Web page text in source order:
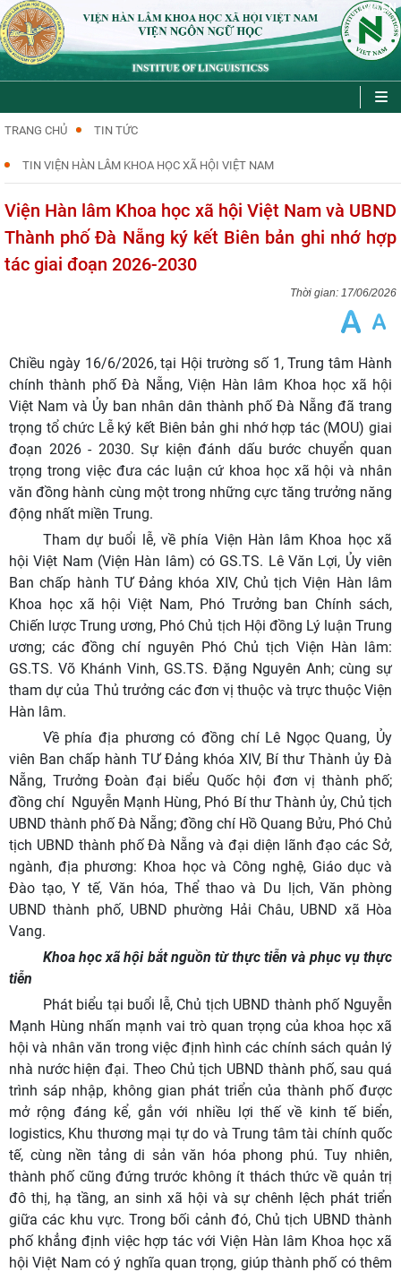
VI|EN
TRANG CHỦ TIN TỨC
TIN VIỆN HÀN LÂM KHOA HỌC XÃ HỘI VIỆT NAM
Viện Hàn lâm Khoa học xã hội Việt Nam và UBND
Thành phố Đà Nẵng ký kết Biên bản ghi nhớ hợp
tác giai đoạn 2026-2030
17/06/2026
Chiều ngày 16/6/2026, tại Hội trường số 1, Trung tâm Hành
chính thành phố Đà Nẵng, Viện Hàn lâm Khoa học xã hội
Việt Nam và Ủy ban nhân dân thành phố Đà Nẵng đã trang
trọng tổ chức Lễ ký kết Biên bản ghi nhớ hợp tác (MOU) giai
đoạn 2026 - 2030. Sự kiện đánh dấu bước chuyển quan
trọng trong việc đưa các luận cứ khoa học xã hội và nhân
văn đồng hành cùng một trong những cực tăng trưởng năng
động nhất miền Trung.
Tham dự buổi lễ, về phía Viện Hàn lâm Khoa học xã
hội Việt Nam (Viện Hàn lâm) có GS.TS. Lê Văn Lợi, Ủy viên
Ban chấp hành TƯ Đảng khóa XIV, Chủ tịch Viện Hàn lâm
Khoa học xã hội Việt Nam, Phó Trưởng ban Chính sách,
Chiến lược Trung ương, Phó Chủ tịch Hội đồng Lý luận Trung
ương; các đồng chí nguyên Phó Chủ tịch Viện Hàn lâm:
GS.TS. Võ Khánh Vinh, GS.TS. Đặng Nguyên Anh; cùng sự
tham dự của Thủ trưởng các đơn vị thuộc và trực thuộc Viện
Hàn lâm.
Về phía địa phương có đồng chí Lê Ngọc Quang, Ủy
viên Ban chấp hành TƯ Đảng khóa XIV, Bí thư Thành ủy Đà
Nẵng, Trưởng Đoàn đại biểu Quốc hội đơn vị thành phố;
đồng chí Nguyễn Mạnh Hùng, Phó Bí thư Thành ủy, Chủ tịch
UBND thành phố Đà Nẵng; đồng chí Hồ Quang Bửu, Phó Chủ
tịch UBND thành phố Đà Nẵng và đại diện lãnh đạo các Sở,
ngành, địa phương: Khoa học và Công nghệ, Giáo dục và
Đào tạo, Y tế, Văn hóa, Thể thao và Du lịch, Văn phòng
UBND thành phố, UBND phường Hải Châu, UBND xã Hòa
Vang.
Khoa học xã hội bắt nguồn từ thực tiễn và phục vụ thực
tiễn
Phát biểu tại buổi lễ, Chủ tịch UBND thành phố Nguyễn
Mạnh Hùng nhấn mạnh vai trò quan trọng của khoa học xã
hội và nhân văn trong việc định hình các chính sách quản lý
nhà nước hiện đại. Theo Chủ tịch UBND thành phố, sau quá
trình sáp nhập, không gian phát triển của thành phố được
mở rộng đáng kể, gắn với nhiều lợi thế về kinh tế biển,
logistics, Khu thương mại tự do và Trung tâm tài chính quốc
tế, cùng nền tảng di sản văn hóa phong phú. Tuy nhiên,
thành phố cũng đứng trước không ít thách thức về quản trị
đô thị, hạ tầng, an sinh xã hội và sự chênh lệch phát triển
giữa các khu vực. Trong bối cảnh đó, Chủ tịch UBND thành
phố khẳng định việc hợp tác với Viện Hàn lâm Khoa học xã
hội Việt Nam có ý nghĩa quan trọng, giúp thành phố có thêm